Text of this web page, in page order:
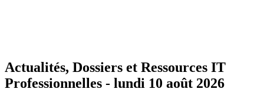
Actualités, Dossiers et Ressources IT
Professionnelles - lundi 10 août 2026